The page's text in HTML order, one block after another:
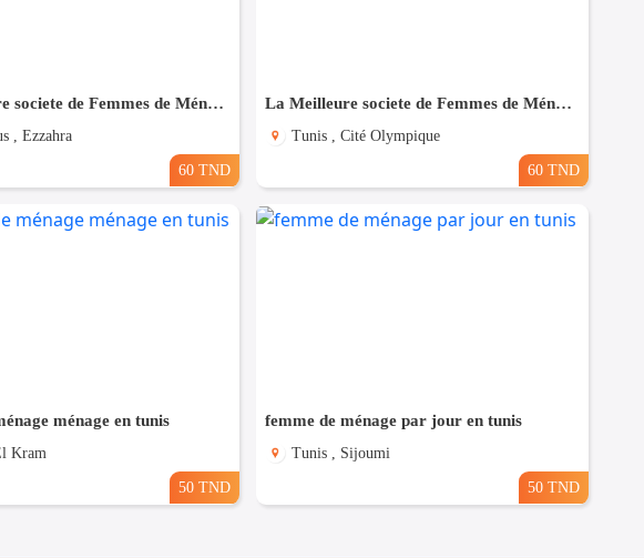
La Meilleure societe de Femmes de Ménage A Ezzahra
, Ezzahra
60 TND
La Meilleure societe de Femmes de Ménage A cité olympique
Tunis , Cité Olympique
60 TND
ménage en tunis
Kram
50 TND
femme de ménage par jour en tunis
Tunis , Sijoumi
50 TND